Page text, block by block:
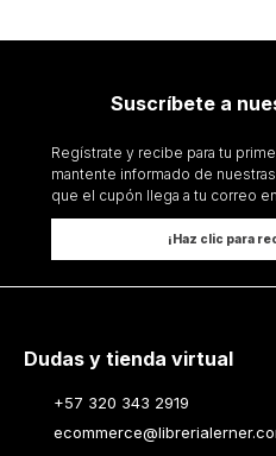
Suscríbete a
Regístrate y recibe para tu
mantente informado de
que el cupón llega a tu correo
¡Haz clic para
Dudas y tienda virtual
+57 320 343 2919